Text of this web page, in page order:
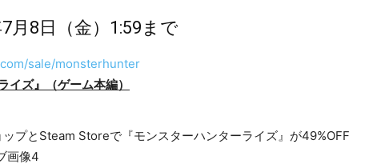
月8日（金）1:59まで
sale/monsterhunter
イズ』（ゲーム本編）